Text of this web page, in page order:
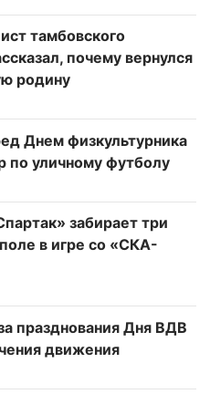
тамбовского
почему вернулся
родину
Днем физкультурника
по уличному футболу
забирает три
в игре со «СКА-
празднования Дня ВДВ
движения